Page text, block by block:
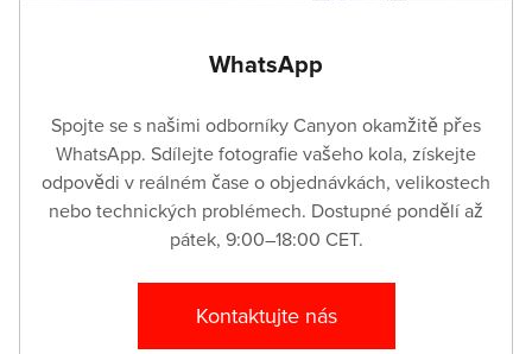
WhatsApp
Spojte se s našimi odborníky Canyon okamžitě přes
WhatsApp. Sdílejte fotografie vašeho kola, získejte
odpovědi v reálném čase o objednávkách, velikostech
nebo technických problémech. Dostupné pondělí až
pátek, 9:00–18:00 CET.
Kontaktujte nás